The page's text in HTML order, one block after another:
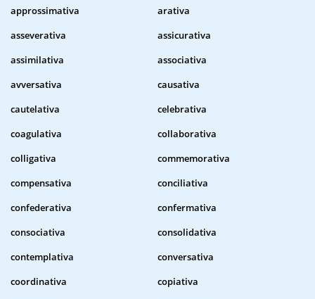
approssimativa
arativa
asseverativa
assicurativa
assimilativa
associativa
avversativa
causativa
cautelativa
celebrativa
coagulativa
collaborativa
colligativa
commemorativa
compensativa
conciliativa
confederativa
confermativa
consociativa
consolidativa
contemplativa
conversativa
coordinativa
copiativa